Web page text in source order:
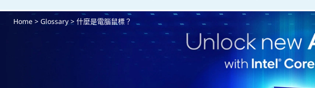
腦Home> Glossary> 什麼是電腦鼠標？